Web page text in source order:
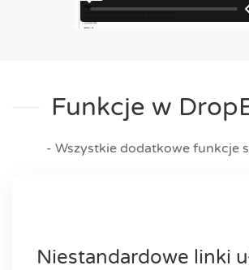
Funkcje w
- Wszystkie dodatkowe funkcje
Niestandardowe linki